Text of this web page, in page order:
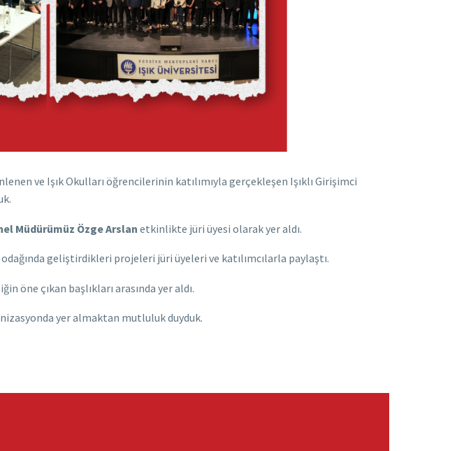
ve Işık Okulları öğrencilerinin katılımıyla gerçekleşen Işıklı Girişimci
Müdürümüz Özge Arslanetkinlikte jüri üyesi olarak yer aldı.
geliştirdikleri projeleri jüri üyeleri ve katılımcılarla paylaştı.
öne çıkan başlıkları arasında yer aldı.
yer almaktan mutluluk duyduk.